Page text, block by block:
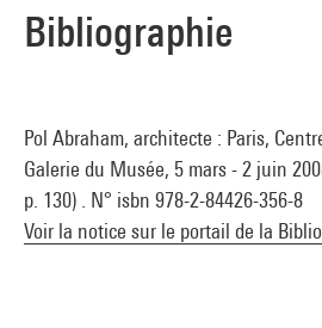
Bibliographie
Pol Abraham, architecte : Paris,
Galerie du Musée, 5 mars - 2 juin
p. 130) . N° isbn 978-2-84426-356-8
Voir la notice sur le portail de la